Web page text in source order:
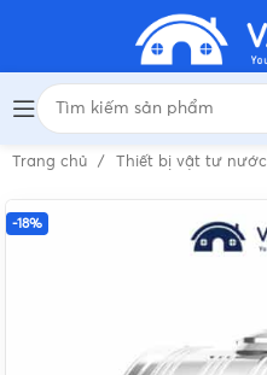
Trang chủ Thiết bị vật tư nước
-18%